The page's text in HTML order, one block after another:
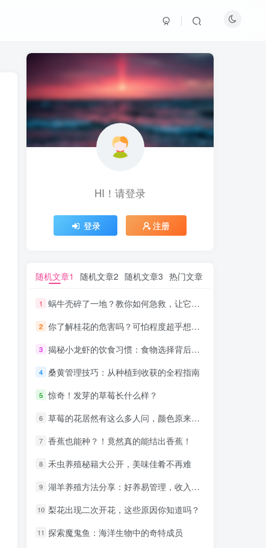
HI！请登录
登录 注册
随机文章1 随机文章2 随机文章3 热门文章
1 蜗牛壳碎了一地？教你如何急救，让它恢复美丽！
2 你了解桂花的危害吗？可怕程度超乎想象！
3 揭秘小龙虾的饮食习惯：食物选择背后的奥秘！
4 桑黄管理技巧：从种植到收获的全程指南
5 惊奇！发芽的草莓长什么样？
6 草莓的花居然有这么多人问，颜色原来是这样的！
7 香蕉也能种？！竟然真的能结出香蕉！
8 禾虫养殖秘籍大公开，美味佳肴不再难
9 湖羊养殖方法分享：好养易管理，收入可观
10 梨花出现二次开花，这些原因你知道吗？
11 探索魔鬼鱼：海洋生物中的奇特成员
HI！请登录
登录 注册
随机文章1 随机文章2 随机文章3 热门文章
1 蜗牛壳碎了一地？教你如何急救，让它恢复美丽！
2 你了解桂花的危害吗？可怕程度超乎想象！
3 揭秘小龙虾的饮食习惯：食物选择背后的奥秘！
4 桑黄管理技巧：从种植到收获的全程指南
5 惊奇！发芽的草莓长什么样？
6 草莓的花居然有这么多人问，颜色原来是这样的！
7 香蕉也能种？！竟然真的能结出香蕉！
8 禾虫养殖秘籍大公开，美味佳肴不再难
9 湖羊养殖方法分享：好养易管理，收入可观
10 梨花出现二次开花，这些原因你知道吗？
11 探索魔鬼鱼：海洋生物中的奇特成员